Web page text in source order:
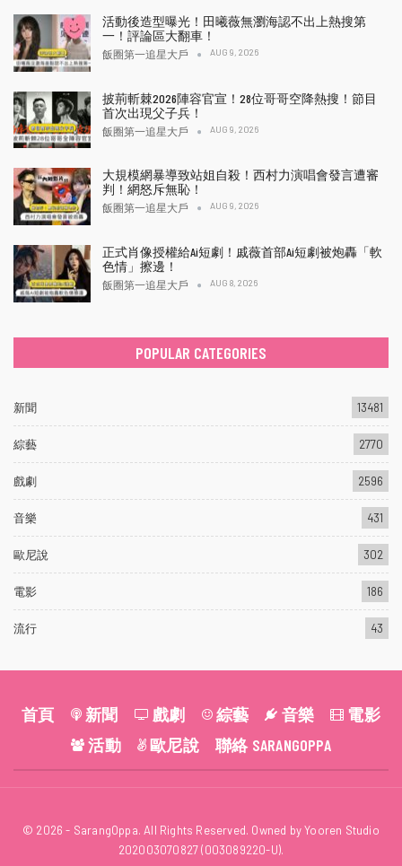
活動後造型曝光！田曦薇無瀏海認不出上熱搜第
一！評論區大翻車！
飯圈第一追星大戶 AUG 9, 2026
披荊斬棘2026陣容官宣！28位哥哥空降熱搜！節目
首次出現父子兵！
飯圈第一追星大戶 AUG 9, 2026
大規模網暴導致站姐自殺！西村力演唱會發言遭審
判！網怒斥無恥！
飯圈第一追星大戶 AUG 9, 2026
正式肖像授權給Ai短劇！戚薇首部Ai短劇被炮轟「軟
色情」擦邊！
飯圈第一追星大戶 AUG 8, 2026
POPULAR CATEGORIES
新聞 13481
綜藝 2770
戲劇 2596
音樂 431
歐尼說 302
電影 186
流行 43
首頁 新聞 戲劇 綜藝 音樂
電影
活動
歐尼說 聯絡 SARANGOPPA
© 2026 - SarangOppa. All Rights Reserved. Owned by Yooren Studio
202003070827 (003089220-U).